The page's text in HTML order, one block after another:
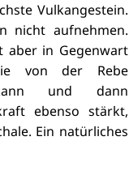
Vulkangestein.
nicht aufnehmen.
aber in Gegenwart
von der Rebe
und dann
ebenso stärkt,
Ein natürliches